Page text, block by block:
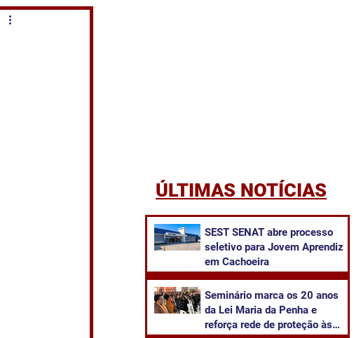
ÚLTIMAS NOTÍCIAS
SEST SENAT abre processo
seletivo para Jovem Aprendiz
em Cachoeira
Seminário marca os 20 anos
da Lei Maria da Penha e
reforça rede de proteção às